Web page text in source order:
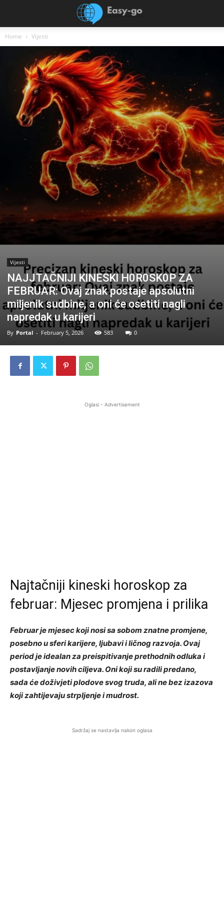
Home Vijesti
Vijesti
NAJJTAČNlJl KlNESKl H0R0SK0P ZA
FEBRUAR: Ovaj znak postaje apsolutni
miljenik sudbine, a oni će osetiti nagli
napredak u karijeri
By Portal - February 5, 2026 583 0
Oglasi - Advertisement
Najtačniji kineski horoskop za
februar: Mjesec promjena i prilika
Februar je mjesec koji nosi sa sobom znatne promjene,
posebno u sferi karijere, ljubavi i ličnog razvoja. Ovaj
period je idealan za preispitivanje prethodnih odluka i
postavljanje novih ciljeva. Oni koji su radili predano,
sada će doživjeti plodove svog truda, ali ne bez izazova
koji zahtijevaju strpljenje i mudrost.
Sadržaj se nastavlja nakon oglasa